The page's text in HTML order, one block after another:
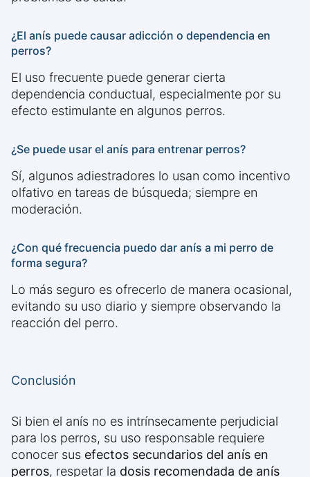
¿El anís puede causar adicción o dependencia en
perros?
El uso frecuente puede generar cierta
dependencia conductual, especialmente por su
efecto estimulante en algunos perros.
¿Se puede usar el anís para entrenar perros?
Sí, algunos adiestradores lo usan como incentivo
olfativo en tareas de búsqueda; siempre en
moderación.
¿Con qué frecuencia puedo dar anís a mi perro de
forma segura?
Lo más seguro es ofrecerlo de manera ocasional,
evitando su uso diario y siempre observando la
reacción del perro.
Conclusión
Si bien el anís no es intrínsecamente perjudicial
para los perros, su uso responsable requiere
conocer sus efectos secundarios del anís en
perros, respetar la dosis recomendada de anís